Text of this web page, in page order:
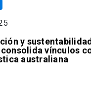
y
vínculos
australiana